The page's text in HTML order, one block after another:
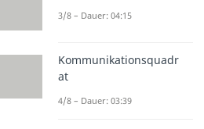
3/8 – Dauer: 04:15
Kommunikationsquadr
at
4/8 – Dauer: 03:39